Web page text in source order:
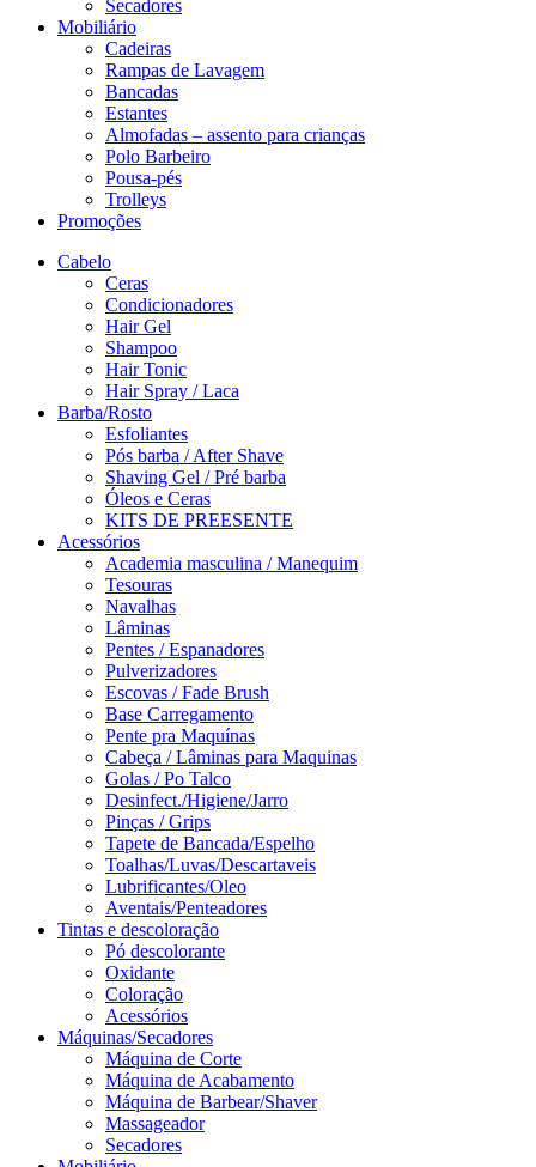
Secadores
Mobiliário
Cadeiras
Rampas de Lavagem
Bancadas
Estantes
Almofadas – assento para crianças
Polo Barbeiro
Pousa-pés
Trolleys
Promoções
Cabelo
Ceras
Condicionadores
Hair Gel
Shampoo
Hair Tonic
Hair Spray / Laca
Barba/Rosto
Esfoliantes
Pós barba / After Shave
Shaving Gel / Pré barba
Óleos e Ceras
KITS DE PREESENTE
Acessórios
Academia masculina / Manequim
Tesouras
Navalhas
Lâminas
Pentes / Espanadores
Pulverizadores
Escovas / Fade Brush
Base Carregamento
Pente pra Maquínas
Cabeça / Lâminas para Maquinas
Golas / Po Talco
Desinfect./Higiene/Jarro
Pinças / Grips
Tapete de Bancada/Espelho
Toalhas/Luvas/Descartaveis
Lubrificantes/Oleo
Aventais/Penteadores
Tintas e descoloração
Pó descolorante
Oxidante
Coloração
Acessórios
Máquinas/Secadores
Máquina de Corte
Máquina de Acabamento
Máquina de Barbear/Shaver
Massageador
Secadores